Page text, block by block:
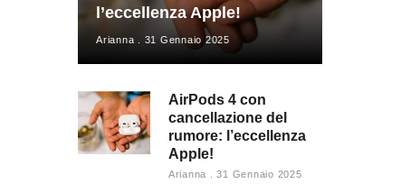
l’eccellenza Apple!
Arianna 31 Gennaio 2025
AirPods 4 con
cancellazione del
rumore: l’eccellenza
Apple!
Arianna 31 Gennaio 2025